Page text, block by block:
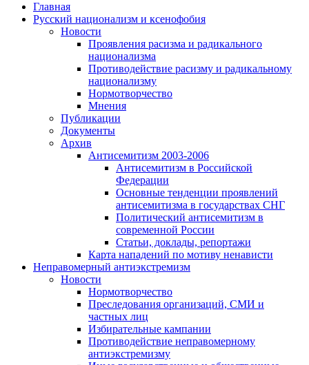
Главная
Русский национализм и ксенофобия
Новости
Проявления расизма и радикального
национализма
Противодействие расизму и радикальному
национализму
Нормотворчество
Мнения
Публикации
Документы
Архив
Антисемитизм 2003-2006
Антисемитизм в Российской
Федерации
Основные тенденции проявлений
антисемитизма в государствах СНГ
Политический антисемитизм в
современной России
Статьи, доклады, репортажи
Карта нападений по мотиву ненависти
Неправомерный антиэкстремизм
Новости
Нормотворчество
Преследования организаций, СМИ и
частных лиц
Избирательные кампании
Противодействие неправомерному
антиэкстремизму